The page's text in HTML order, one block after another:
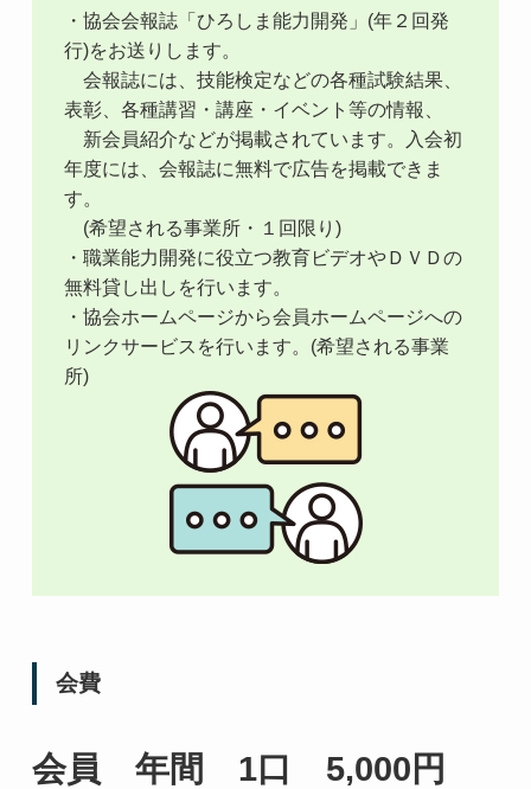
・協会会報誌「ひろしま能力開発」(年２回発
行)をお送りします。
会報誌には、技能検定などの各種試験結果、
表彰、各種講習・講座・イベント等の情報、
新会員紹介などが掲載されています。入会初
年度には、会報誌に無料で広告を掲載できま
す。
(希望される事業所・１回限り)
・職業能力開発に役立つ教育ビデオやＤＶＤの
無料貸し出しを行います。
・協会ホームページから会員ホームページへの
リンクサービスを行います。(希望される事業
所)
会費
会員 年間 1口 5,000円